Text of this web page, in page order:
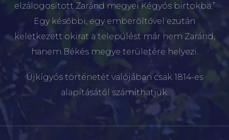
elzálogosított Zaránd megyei Kégyós birtokba.”
Egy későbbi, egy emberöltővel ezután
keletkezett okirat a települést már nem Zaránd,
hanem Békés megye területére helyezi.
Újkígyós történetét valójában csak 1814-es
alapításától számíthatjuk.